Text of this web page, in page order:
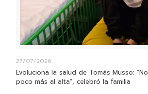
27/07/2026
Evoluciona la salud de Tomás Musso:
poco más al alta”, celebró la familia